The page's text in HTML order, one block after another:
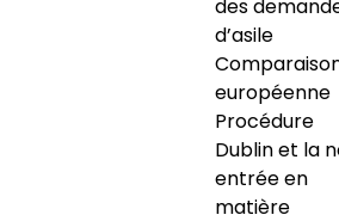
des
d’asile
européenne
Procédure
Dublin et la
entrée en
matière